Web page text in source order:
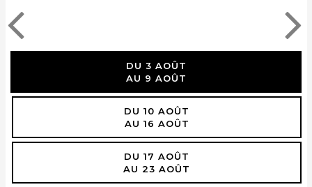
DU 3 AOÛT
AU 9 AOÛT
DU 10 AOÛT
AU 16 AOÛT
DU 17 AOÛT
AU 23 AOÛT